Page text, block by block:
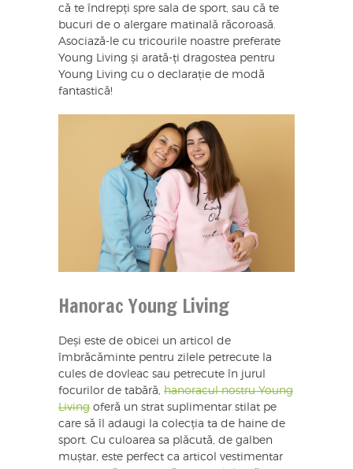
că te îndrepți spre sala de sport, sau că te
bucuri de o alergare matinală răcoroasă.
Asociază-le cu tricourile noastre preferate
Young Living și arată-ți dragostea pentru
Young Living cu o declarație de modă
fantastică!
Hanorac Young Living
Deși este de obicei un articol de
îmbrăcăminte pentru zilele petrecute la
cules de dovleac sau petrecute în jurul
focurilor de tabără, hanoracul nostru Young
Living oferă un strat suplimentar stilat pe
care să îl adaugi la colecția ta de haine de
sport. Cu culoarea sa plăcută, de galben
muștar, este perfect ca articol vestimentar